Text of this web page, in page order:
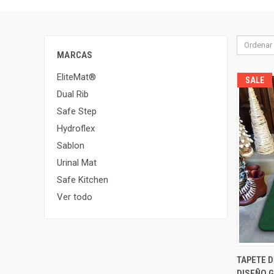
MARCAS
EliteMat®
Dual Rib
Safe Step
Hydroflex
Sablon
Urinal Mat
Safe Kitchen
Ver todo
Ordenar
SALE
TAPETE